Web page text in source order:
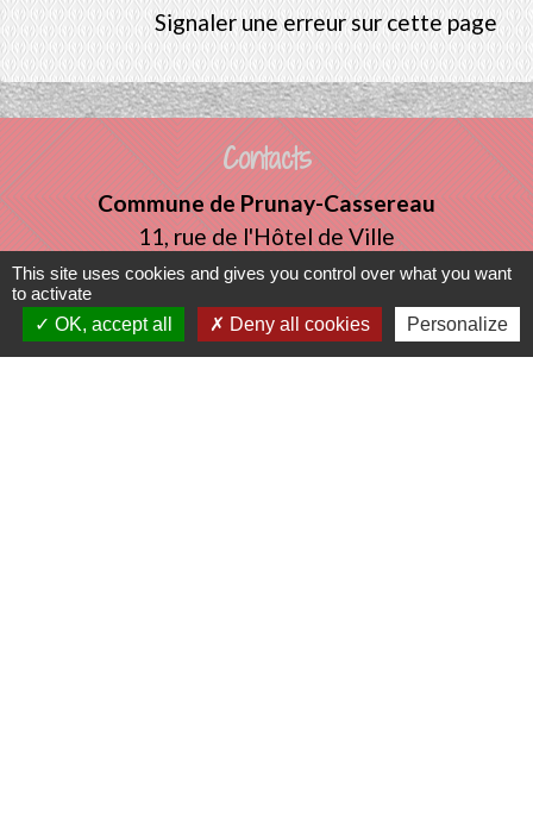
Signaler une erreur sur cette page
Contacts
Commune de Prunay-Cassereau
11, rue de l'Hôtel de Ville
41310 Prunay-Cassereau - FRANCE
+33 2 54 80 32 81
This site uses cookies and gives you control over what you want
to activate
OK, accept all
Deny all cookies Personalize